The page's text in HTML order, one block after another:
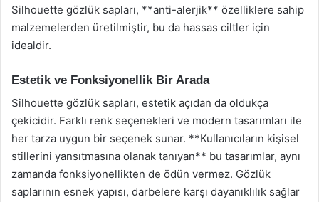
Silhouette gözlük sapları, **anti-alerjik** özelliklere sahip
malzemelerden üretilmiştir, bu da hassas ciltler için
idealdir.
Estetik ve Fonksiyonellik Bir Arada
Silhouette gözlük sapları, estetik açıdan da oldukça
çekicidir. Farklı renk seçenekleri ve modern tasarımları ile
her tarza uygun bir seçenek sunar. **Kullanıcıların kişisel
stillerini yansıtmasına olanak tanıyan** bu tasarımlar, aynı
zamanda fonksiyonellikten de ödün vermez. Gözlük
saplarının esnek yapısı, darbelere karşı dayanıklılık sağlar